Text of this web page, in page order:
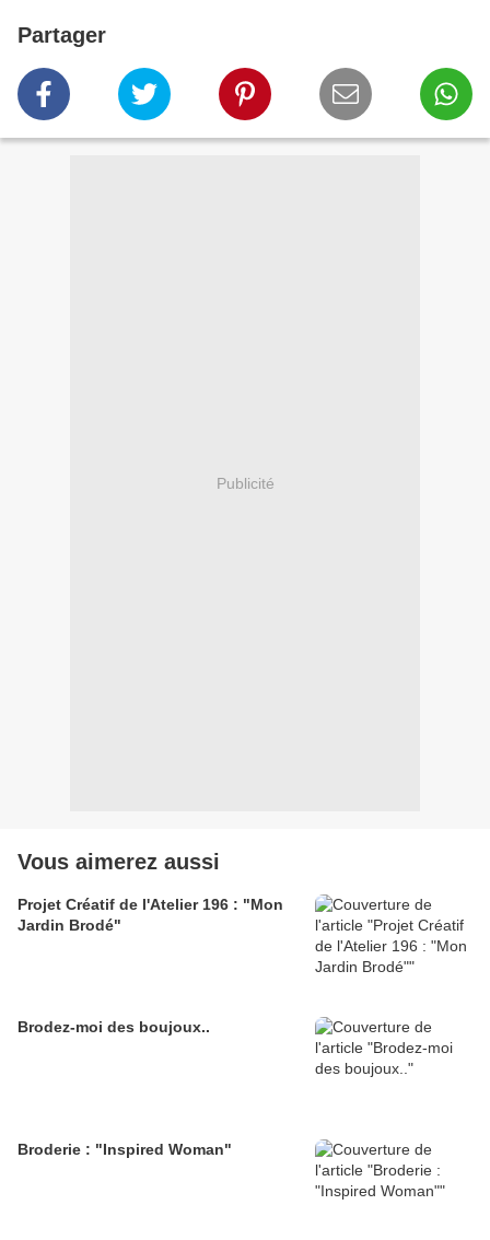
Partager
Publicité
Vous aimerez aussi
Projet Créatif de l'Atelier 196 : "Mon
Jardin Brodé"
Brodez-moi des boujoux..
Broderie : "Inspired Woman"